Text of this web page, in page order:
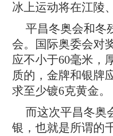
冰上运动将在江陵
平昌冬奥会和冬
会。国际奥委会对
应不小于60毫米，
质的，金牌和银牌
求至少镀6克黄金。
而这次平昌冬奥
银，也就是所谓的